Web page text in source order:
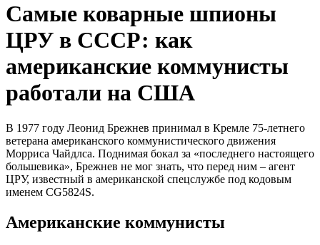
Самые коварные шпионы
ЦРУ в СССР: как
американские коммунисты
работали на США
В 1977 году Леонид Брежнев принимал в Кремле 75-летнего
ветерана американского коммунистического движения
Морриса Чайдлса. Поднимая бокал за «последнего настоящего
большевика», Брежнев не мог знать, что перед ним – агент
ЦРУ, известный в американской спецслужбе под кодовым
именем CG5824S.
Американские коммунисты